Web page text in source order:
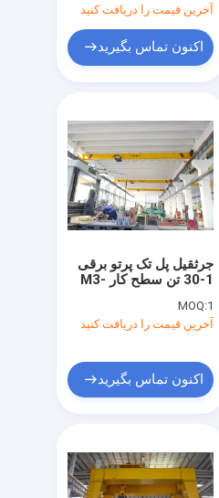
آخرین قیمت را دریافت کنید
اکنون تماس بگیرید
جرثقیل پل تک پرتو برقی
1-30 تن سطح کار M3-
MOQ:1
آخرین قیمت را دریافت کنید
اکنون تماس بگیرید